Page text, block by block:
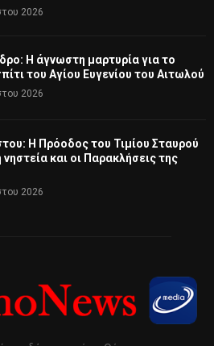
2026
Η άγνωστη μαρτυρία για το
του Αγίου Ευγενίου του Αιτωλού
2026
Η Πρόοδος του Τιμίου Σταυρού
νηστεία και οι Παρακλήσεις της
2026